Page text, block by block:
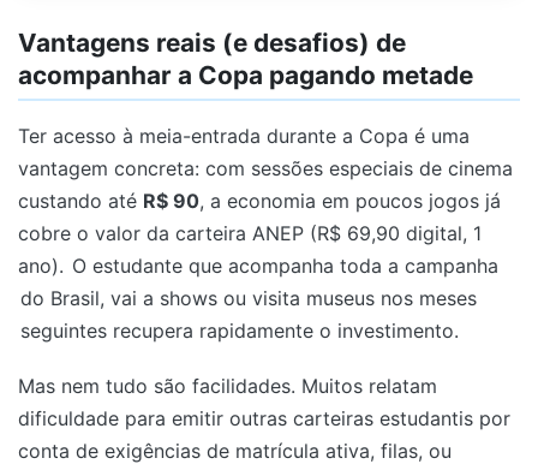
Vantagens reais (e desafios) de
acompanhar a Copa pagando metade
Ter acesso à meia-entrada durante a Copa é uma
vantagem concreta: com sessões especiais de cinema
custando até R$ 90, a economia em poucos jogos já
cobre o valor da carteira ANEP (R$ 69,90 digital, 1
ano). O estudante que acompanha toda a campanha
do Brasil, vai a shows ou visita museus nos meses
seguintes recupera rapidamente o investimento.
Mas nem tudo são facilidades. Muitos relatam
dificuldade para emitir outras carteiras estudantis por
conta de exigências de matrícula ativa, filas, ou